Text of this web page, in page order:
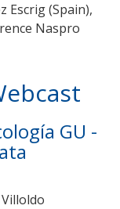
Escrig (Spain),
Naspro
GU -